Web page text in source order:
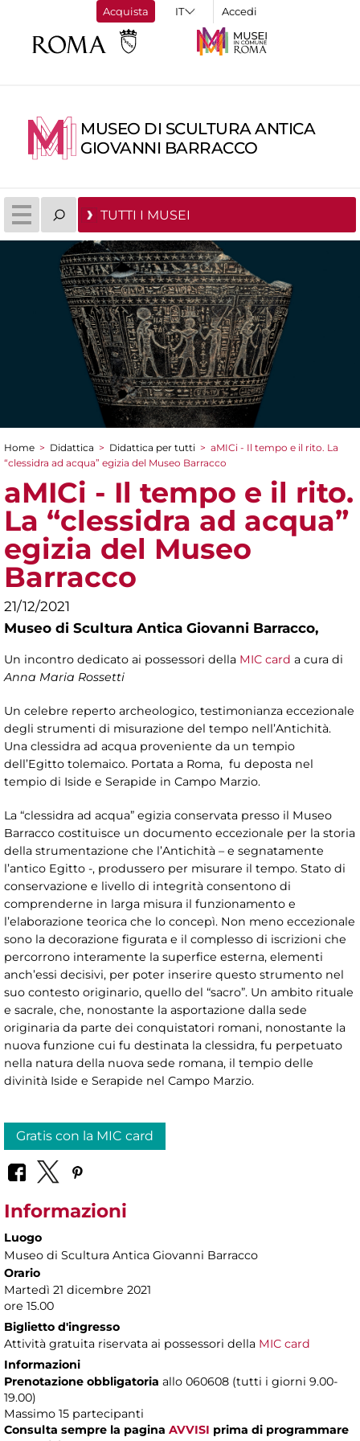
Acquista Accedi
MUSEO DI SCULTURA ANTICA
GIOVANNI BARRACCO
TUTTI I MUSEI
Tu sei qui
Home > Didattica > Didattica per tutti > aMICi - Il tempo e il rito. La
“clessidra ad acqua” egizia del Museo Barracco
aMICi - Il tempo e il rito.
La “clessidra ad acqua”
egizia del Museo
Barracco
21/12/2021
Museo di Scultura Antica Giovanni Barracco,
Un incontro dedicato ai possessori della MIC card a cura di
Anna Maria Rossetti
Un celebre reperto archeologico, testimonianza eccezionale
degli strumenti di misurazione del tempo nell’Antichità.
Una clessidra ad acqua proveniente da un tempio
dell’Egitto tolemaico. Portata a Roma, fu deposta nel
tempio di Iside e Serapide in Campo Marzio.
La “clessidra ad acqua” egizia conservata presso il Museo
Barracco costituisce un documento eccezionale per la storia
della strumentazione che l’Antichità – e segnatamente
l’antico Egitto -, produssero per misurare il tempo. Stato di
conservazione e livello di integrità consentono di
comprenderne in larga misura il funzionamento e
l’elaborazione teorica che lo concepì. Non meno eccezionale
sono la decorazione figurata e il complesso di iscrizioni che
percorrono interamente la superfice esterna, elementi
anch’essi decisivi, per poter inserire questo strumento nel
suo contesto originario, quello del “sacro”. Un ambito rituale
e sacrale, che, nonostante la asportazione dalla sede
originaria da parte dei conquistatori romani, nonostante la
nuova funzione cui fu destinata la clessidra, fu perpetuato
nella natura della nuova sede romana, il tempio delle
divinità Iside e Serapide nel Campo Marzio.
Gratis con la MIC card
Informazioni
Luogo
Museo di Scultura Antica Giovanni Barracco
Orario
Martedì 21 dicembre 2021
ore 15.00
Biglietto d'ingresso
Attività gratuita riservata ai possessori della MIC card
Informazioni
Prenotazione obbligatoria allo 060608 (tutti i giorni 9.00-
19.00)
Massimo 15 partecipanti
Consulta sempre la pagina AVVISI prima di programmare